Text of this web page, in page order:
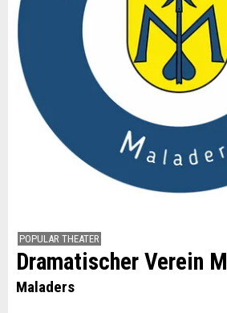
POPULAR THEATER
Dramatischer Verein
Maladers